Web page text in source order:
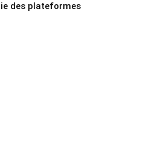
des plateformes